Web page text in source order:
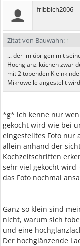
fribbich2006
Zitat von Bauwahn: ↑
... der im übrigen mit
Hochglanz-küchen zwar
mit 2 tobenden
Mikrowelle angestellt
*g* ich kenne nur
gekocht wird wie bei
eingestelltes Foto nur
allein anhand der
Kochzeitschriften
sehr viel gekocht wird
das Foto nochmal
Ganz so klein sind
nicht, warum sich
und eine
Der hochglänzende